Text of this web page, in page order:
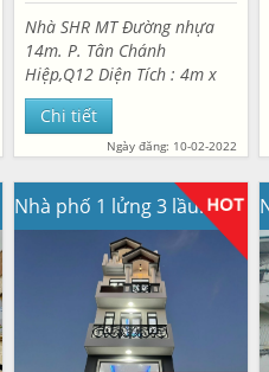
Nhà SHR MT Đường nhựa
14m. P. Tân Chánh
Hiệp,Q12 Diện Tích : 4m x
25m. Cn 100m2 Nhà đúc 2
lầu mái BTCT kiên cố. Gồm
5pn,5WC. Chủ xây để ở. Gần
hoàn công...
Chi tiết
Ngày đăng: 10-02-2022
Nhà phố 1 lửng 3 lầu. Đường nhựa 12m. 1/ Thạnh lộc 26